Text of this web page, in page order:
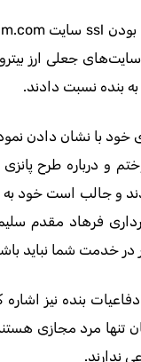
جعلی ارز
بنده نسبت دادند.
نشان دادن نمودار
و درباره طرح
و جالب است خود به
فرهاد
در خدمت شما نباید
بنده نیز
تنها مرد مجازی
ندارند.